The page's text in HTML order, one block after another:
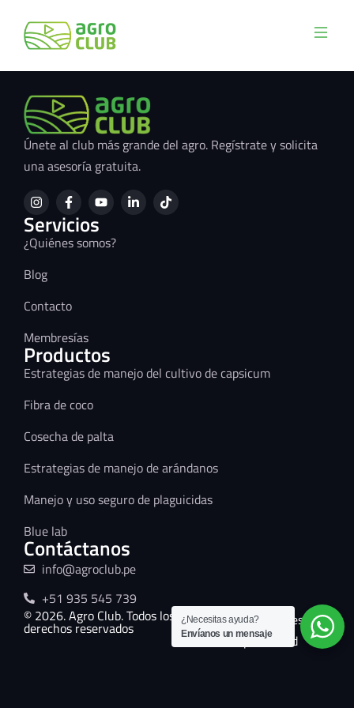
Únete al club más grande del agro. Regístrate y solicita
una asesoría gratuita.
Servicios
¿Quiénes somos?
Blog
Contacto
Membresías
Productos
Estrategias de manejo del cultivo de capsicum
Fibra de coco
Cosecha de palta
Estrategias de manejo de arándanos
Manejo y uso seguro de plaguicidas
Blue lab
Contáctanos
info@agroclub.pe
+51 935 545 739
© 2026. Agro Club. Todos los
derechos reservados
Términos y condiciones
Políticas de privacidad
¿Necesitas ayuda?
Envíanos un mensaje